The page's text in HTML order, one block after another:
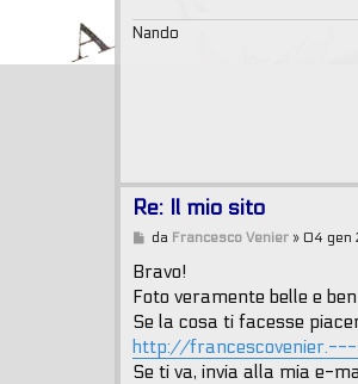
i
o
Nando
Re: Il mio sito
M
s
a
g
i
o
da Francesco Venier» 04 gen
Bravo!
Foto veramente belle e
Se la cosa ti facesse
http://
Se ti va, invia alla mia e-